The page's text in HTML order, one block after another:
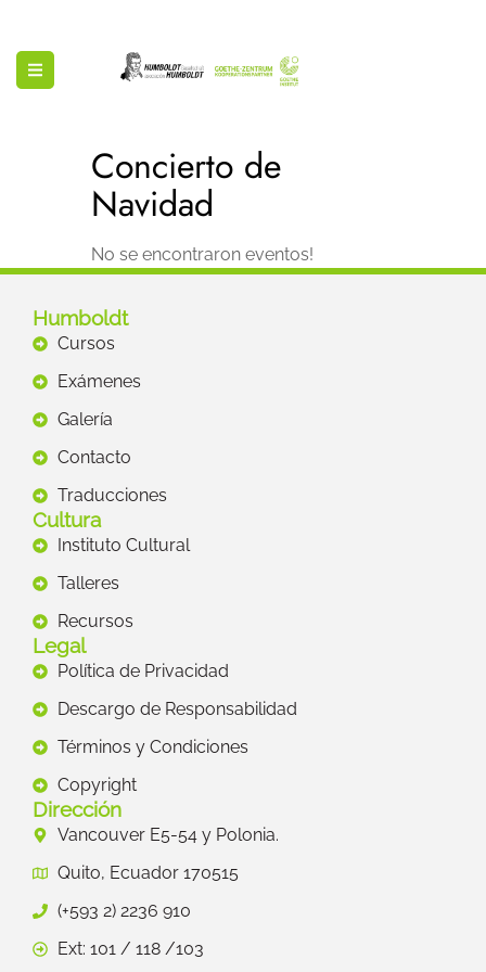
Concierto de
Navidad
No se encontraron eventos!
Humboldt
Cursos
Exámenes
Galería
Contacto
Traducciones
Cultura
Instituto Cultural
Talleres
Recursos
Legal
Política de Privacidad
Descargo de Responsabilidad
Términos y Condiciones
Copyright
Dirección
Vancouver E5-54 y Polonia.
Quito, Ecuador 170515
(+593 2) 2236 910
Ext: 101 / 118 /103